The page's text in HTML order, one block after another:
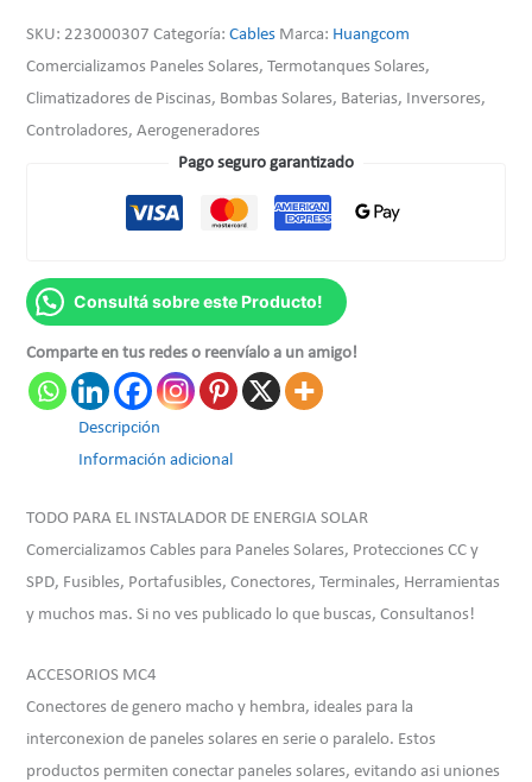
SKU: 223000307 Categoría:Cables Marca: Huangcom
Comercializamos Paneles Solares, Termotanques Solares,
Climatizadores de Piscinas, Bombas Solares, Baterias, Inversores,
Controladores, Aerogeneradores
Pago seguro garantizado
Consultá sobre este Producto!
Comparte en tus redes o reenvíalo a un amigo!
Descripción
Información adicional
TODO PARA EL INSTALADOR DE ENERGIA SOLAR
Comercializamos Cables para Paneles Solares, Protecciones CC y
SPD, Fusibles, Portafusibles, Conectores, Terminales, Herramientas
y muchos mas. Si no ves publicado lo que buscas, Consultanos!
ACCESORIOS MC4
Conectores de genero macho y hembra, ideales para la
interconexion de paneles solares en serie o paralelo. Estos
productos permiten conectar paneles solares, evitando asi uniones